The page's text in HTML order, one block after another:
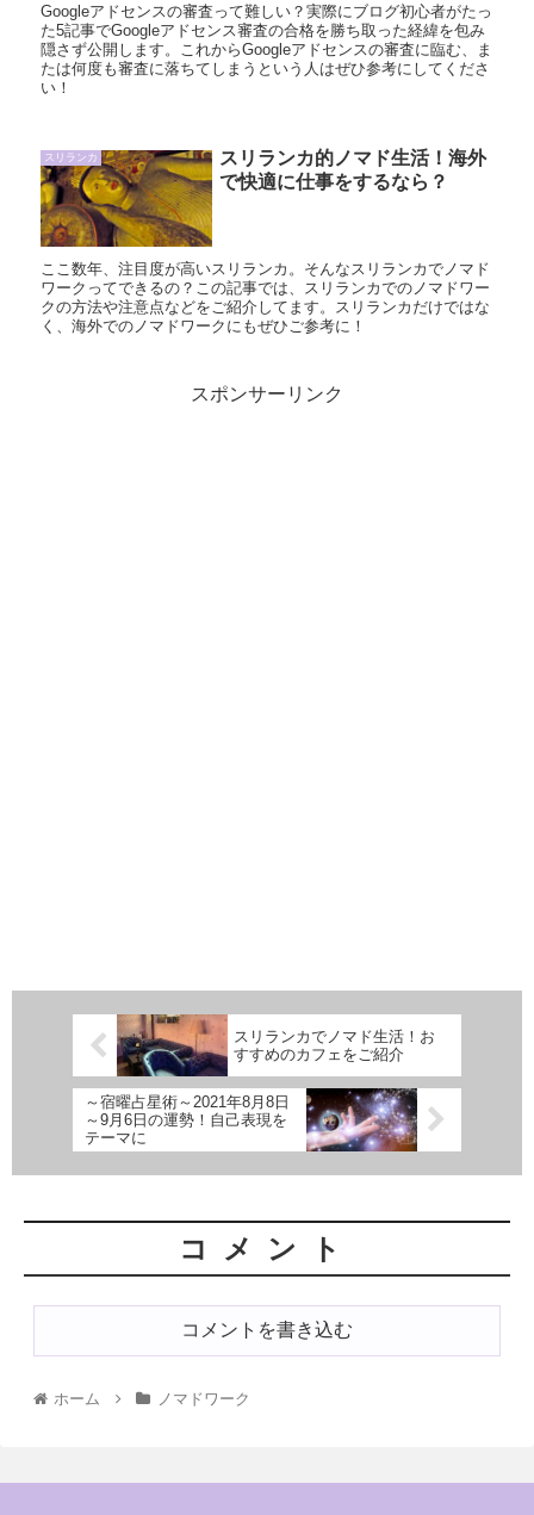
Googleアドセンスの審査って難しい？実際にブログ初心者がたっ
た5記事でGoogleアドセンス審査の合格を勝ち取った経緯を包み
隠さず公開します。これからGoogleアドセンスの審査に臨む、ま
たは何度も審査に落ちてしまうという人はぜひ参考にしてくださ
い！
スリランカ
スリランカ的ノマド生活！海外
で快適に仕事をするなら？
ここ数年、注目度が高いスリランカ。そんなスリランカでノマド
ワークってできるの？この記事では、スリランカでのノマドワー
クの方法や注意点などをご紹介してます。スリランカだけではな
く、海外でのノマドワークにもぜひご参考に！
スポンサーリンク
スリランカでノマド生活！お
すすめのカフェをご紹介
～宿曜占星術～2021年8月8日
～9月6日の運勢！自己表現を
テーマに
コメント
コメントを書き込む
ホーム ノマドワーク